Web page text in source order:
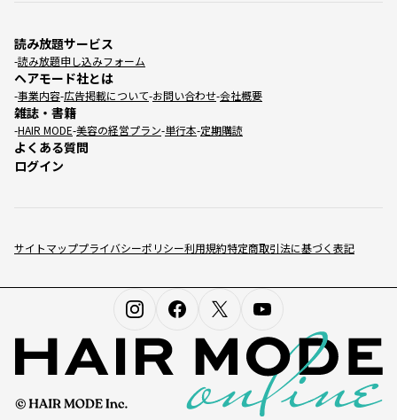
サイトマッププライバシーポリシー利用規約特定商取引法に基づく表記
読み放題サービス
読み放題申し込みフォーム
ヘアモード社とは
事業内容 広告掲載について お問い合わせ 会社概要
雑誌・書籍
HAIR MODE 美容の経営プラン 単行本 定期購読
よくある質問
ログイン